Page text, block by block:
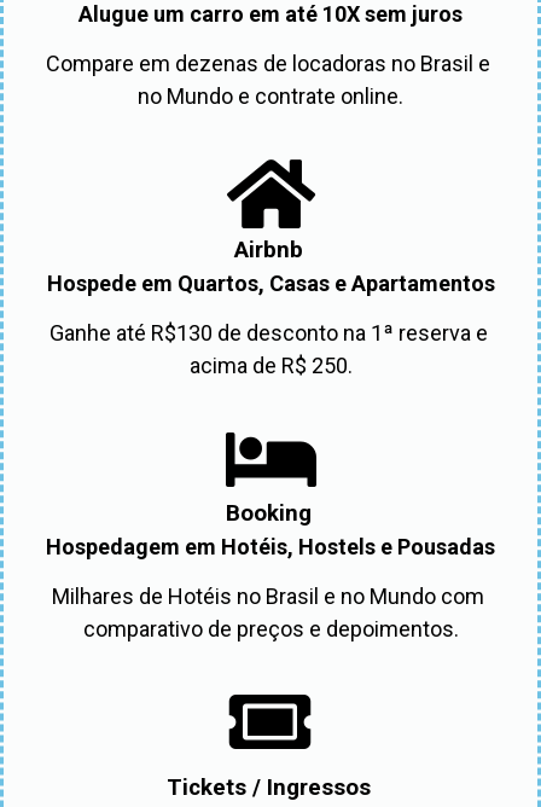
Alugue um carro em até 10X sem juros
Compare em dezenas de locadoras no Brasil e
no Mundo e contrate online.
Airbnb
Hospede em Quartos, Casas e Apartamentos
Ganhe até R$130 de desconto na 1ª reserva e
acima de R$ 250.
Booking
Hospedagem em Hotéis, Hostels e Pousadas
Milhares de Hotéis no Brasil e no Mundo com
comparativo de preços e depoimentos.
Tickets / Ingressos